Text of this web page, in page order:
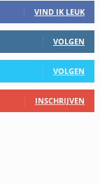
VIND IK LEUK
VOLGEN
VOLGEN
INSCHRIJVEN